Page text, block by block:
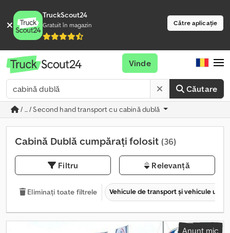
TruckScout24
Gratuit în magazin Către aplicație
Căutare
Vinde
/ ... / Second hand transport cu cabină dublă
Cabină Dublă cumpărați folosit (36)
Filtru Relevanță
Eliminați toate filtrele Vehicule de transport şi vehicule
Anunț mic